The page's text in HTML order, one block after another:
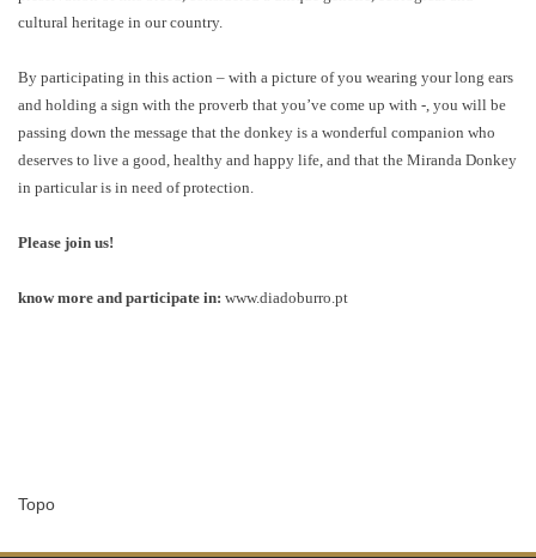
cultural heritage in our country.
By participating in this action – with a picture of you wearing your long ears
and holding a sign with the proverb that you’ve come up with -, you will be
passing down the message that the donkey is a wonderful companion who
deserves to live a good, healthy and happy life, and that the Miranda Donkey
in particular is in need of protection.
Please join us!
know more and participate in: www.diadoburro.pt
Topo